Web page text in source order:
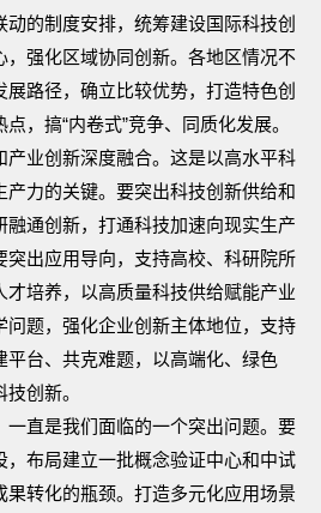
的制度安排，统筹建设国际科技创
，强化区域协同创新。各地区情况不
路径，确立比较优势，打造特色创
，搞“内卷式”竞争、同质化发展。
产业创新深度融合。这是以高水平科
力的关键。要突出科技创新供给和
融通创新，打通科技加速向现实生产
突出应用导向，支持高校、科研院所
才培养，以高质量科技供给赋能产业
问题，强化企业创新主体地位，支持
平台、共克难题，以高端化、绿色
创新。
一直是我们面临的一个突出问题。要
，布局建立一批概念验证中心和中试
果转化的瓶颈。打造多元化应用场景